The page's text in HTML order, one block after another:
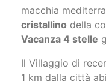
macchia
cristallino della
Vacanza 4 stelle
Il Villaggio di
1 km dalla città